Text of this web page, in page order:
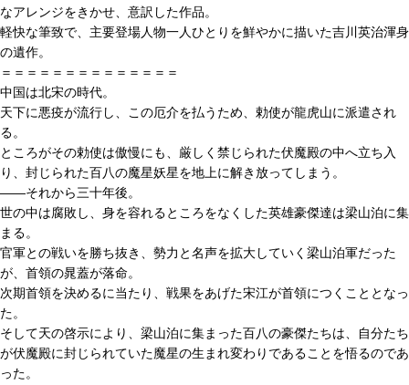
なアレンジをきかせ、意訳した作品。
軽快な筆致で、主要登場人物一人ひとりを鮮やかに描いた吉川英治渾身
の遺作。
＝＝＝＝＝＝＝＝＝＝＝＝＝＝
中国は北宋の時代。
天下に悪疫が流行し、この厄介を払うため、勅使が龍虎山に派遣され
る。
ところがその勅使は傲慢にも、厳しく禁じられた伏魔殿の中へ立ち入
り、封じられた百八の魔星妖星を地上に解き放ってしまう。
――それから三十年後。
世の中は腐敗し、身を容れるところをなくした英雄豪傑達は梁山泊に集
まる。
官軍との戦いを勝ち抜き、勢力と名声を拡大していく梁山泊軍だった
が、首領の晁蓋が落命。
次期首領を決めるに当たり、戦果をあげた宋江が首領につくこととなっ
た。
そして天の啓示により、梁山泊に集まった百八の豪傑たちは、自分たち
が伏魔殿に封じられていた魔星の生まれ変わりであることを悟るのであ
った。